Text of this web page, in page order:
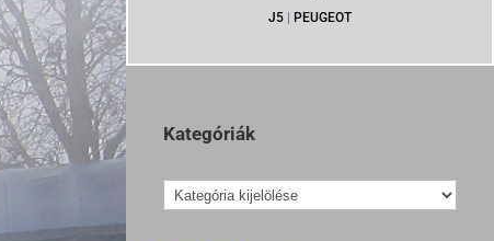
J5 PEUGEOT
Kategóriák
Kategóriák